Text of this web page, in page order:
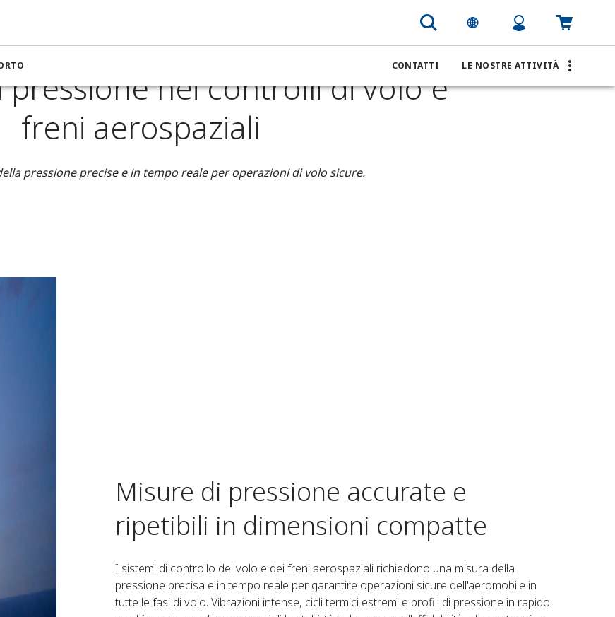
CONTATTI LE NOSTRE ATTIVITÀ
Misura della pressione nei controlli di volo e freni aerospaziali
pressione nei controlli di volo e
freni aerospaziali
pressione precise e in tempo reale per operazioni di volo sicure.
Misure di pressione accurate e
ripetibili in dimensioni compatte
I sistemi di controllo del volo e dei freni aerospaziali richiedono una misura della
pressione precisa e in tempo reale per garantire operazioni sicure dell'aeromobile in
tutte le fasi di volo. Vibrazioni intense, cicli termici estremi e profili di pressione in rapido